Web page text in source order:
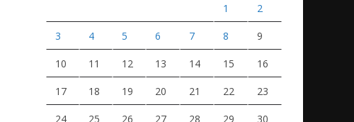
1 2
3 4 5 6 7 8 9
10 11 12 13 14 15 16
17 18 19 20 21 22 23
24 25 26 27 28 29 30